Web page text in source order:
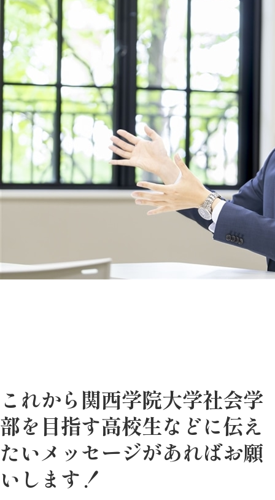
これから関西学院大学社会学
部を目指す高校生などに伝え
たいメッセージがあればお願
いします！